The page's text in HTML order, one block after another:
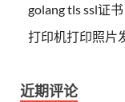
golang tls ssl证书
打印机打印照片
近期评论